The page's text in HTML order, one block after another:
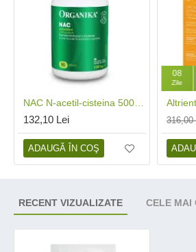
132,10 Lei
ADAUGĂ ÎN COŞ
08
Zile
316,00
RECENT VIZUALIZATE CELE MAI